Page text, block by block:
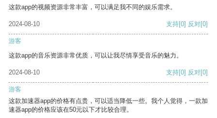
这款app的视频资源非常丰富，可以满足我不同的娱乐需求。
2024-08-10 支持[0] 反对[0]
游客
这款app的音乐资源非常优质，可以让我尽情享受音乐的魅力。
2024-08-10 支持[0] 反对[0]
游客
这款加速器app的价格有点贵，可以适当降低一些。我个人觉得，一款加
速器app的价格应该在50元以下才比较合理。